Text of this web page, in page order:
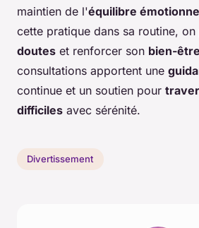
maintien de l'équilibre
cette pratique dans sa routine, on
doutes et renforcer son bien-
consultations apportent une
continue et un soutien pour
difficiles avec sérénité.
Divertissement